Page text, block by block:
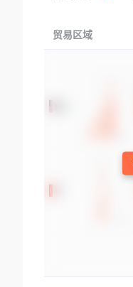
贸易区域